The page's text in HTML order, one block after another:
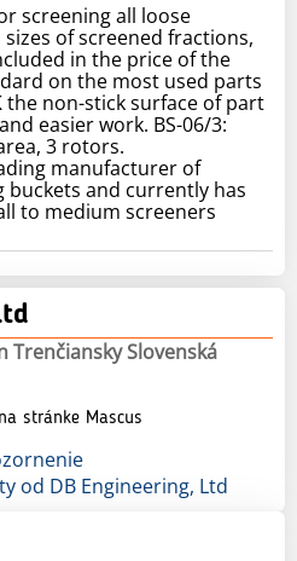
screening all loose
of screened fractions,
in the price of the
on the most used parts
the non-stick surface of part
easier work. BS-06/3:
3 rotors.
manufacturer of
buckets and currently has
to medium screeners
Trenčiansky Slovenská
stránke Mascus
od DB Engineering, Ltd